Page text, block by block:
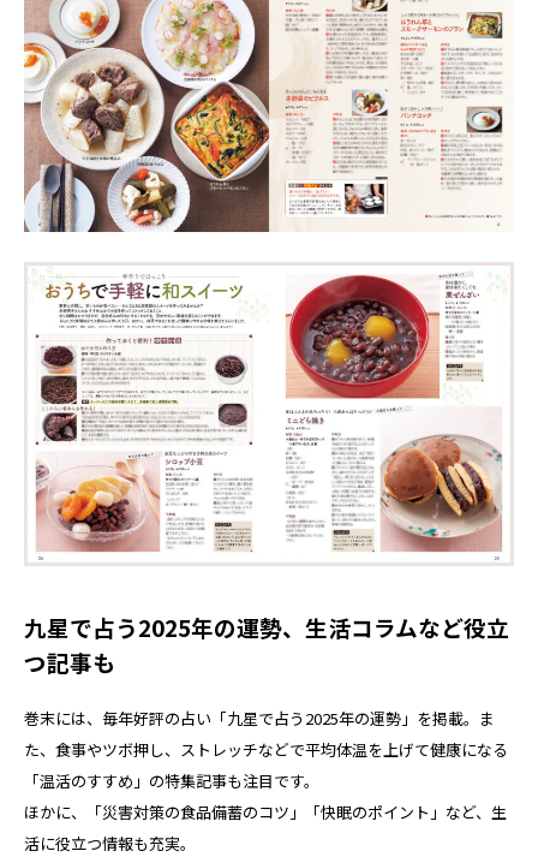
九星で占う2025年の運勢、生活コラムなど役立
つ記事も
巻末には、毎年好評の占い「九星で占う2025年の運勢」を掲載。ま
た、食事やツボ押し、ストレッチなどで平均体温を上げて健康になる
「温活のすすめ」の特集記事も注目です。
ほかに、「災害対策の食品備蓄のコツ」「快眠のポイント」など、生
活に役立つ情報も充実。